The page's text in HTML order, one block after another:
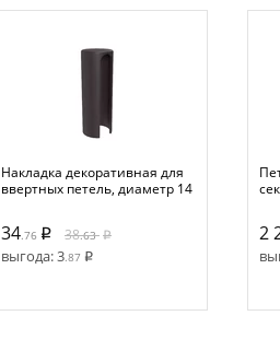
Накладка декоративная для
ввертных петель, диаметр 14
34.76 38.63
выгода:3.87
2